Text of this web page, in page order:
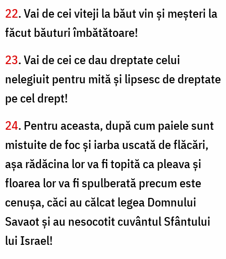
22. Vai de cei viteji la băut vin şi meşteri la
făcut băuturi îmbătătoare!
23. Vai de cei ce dau dreptate celui
nelegiuit pentru mită şi lipsesc de dreptate
pe cel drept!
24. Pentru aceasta, după cum paiele sunt
mistuite de foc şi iarba uscată de flăcări,
aşa rădăcina lor va fi topită ca pleava şi
floarea lor va fi spulberată precum este
cenuşa, căci au călcat legea Domnului
Savaot şi au nesocotit cuvântul Sfântului
lui Israel!